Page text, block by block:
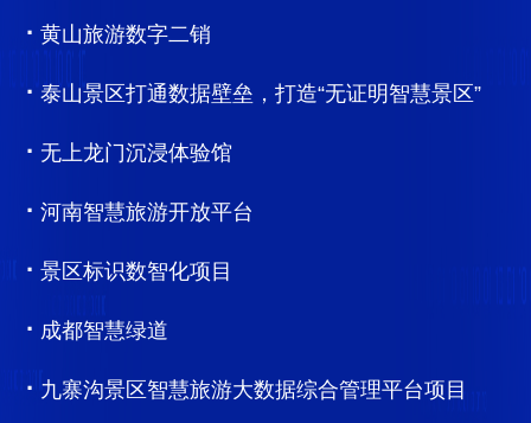
· 黄山旅游数字二销
· 泰山景区打通数据壁垒，打造“无证明智慧景区”
· 无上龙门沉浸体验馆
· 河南智慧旅游开放平台
· 景区标识数智化项目
· 成都智慧绿道
· 九寨沟景区智慧旅游大数据综合管理平台项目